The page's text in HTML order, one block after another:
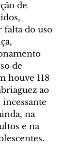
de
do uso
de
houve 118
ao
na
e na